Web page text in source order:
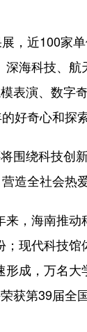
近100家单
海科技、
表演、数字
好奇心和探
绕科技创
造全社会热
，海南推动
现代科技
成，万名
获第39届全